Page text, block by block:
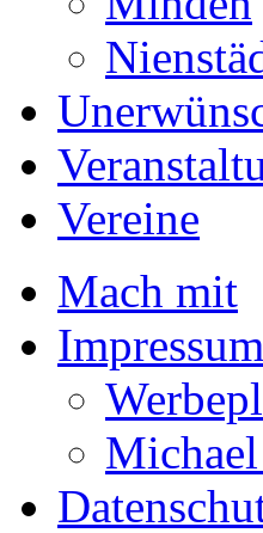
Vereine
Mach mit
Impressum